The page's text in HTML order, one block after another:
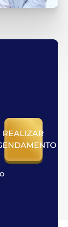
REALIZAR